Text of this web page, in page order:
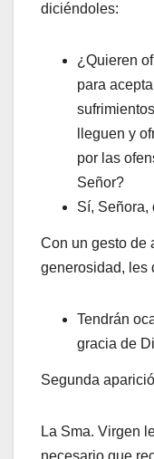
diciéndoles:
¿Quieren
para
lleguen y
por las
Señor?
Sí, Señora,
Con un gesto de
generosidad, les
Tendrán
gracia de
Segunda
La Sma. Virgen
necesario que